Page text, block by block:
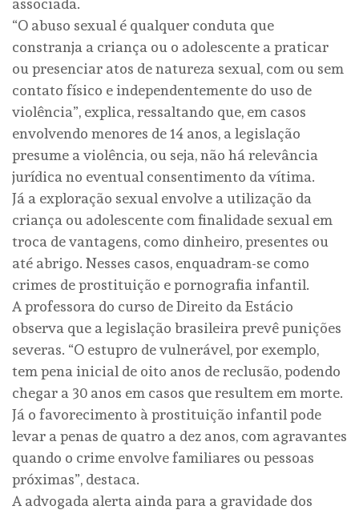
associada.
“O abuso sexual é qualquer conduta que
constranja a criança ou o adolescente a praticar
ou presenciar atos de natureza sexual, com ou sem
contato físico e independentemente do uso de
violência”, explica, ressaltando que, em casos
envolvendo menores de 14 anos, a legislação
presume a violência, ou seja, não há relevância
jurídica no eventual consentimento da vítima.
Já a exploração sexual envolve a utilização da
criança ou adolescente com finalidade sexual em
troca de vantagens, como dinheiro, presentes ou
até abrigo. Nesses casos, enquadram-se como
crimes de prostituição e pornografia infantil.
A professora do curso de Direito da Estácio
observa que a legislação brasileira prevê punições
severas. “O estupro de vulnerável, por exemplo,
tem pena inicial de oito anos de reclusão, podendo
chegar a 30 anos em casos que resultem em morte.
Já o favorecimento à prostituição infantil pode
levar a penas de quatro a dez anos, com agravantes
quando o crime envolve familiares ou pessoas
próximas”, destaca.
A advogada alerta ainda para a gravidade dos